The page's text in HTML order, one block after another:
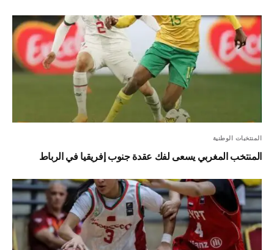
المنتخبات الوطنية
المنتخب المغربي يسعى لفك عقدة جنوب إفريقيا في الرباط